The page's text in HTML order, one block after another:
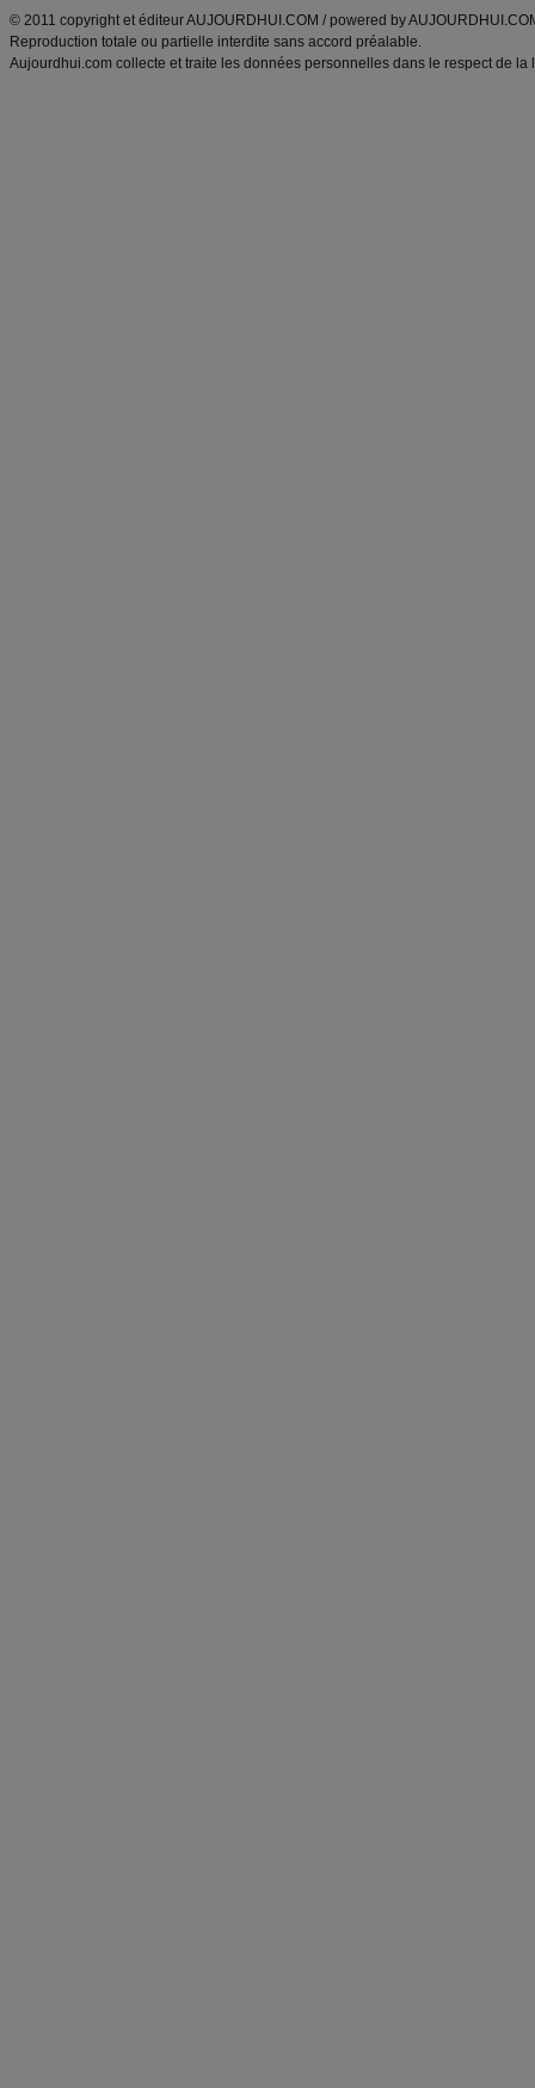
© 2011 copyright et éditeur AUJOURDHUI.COM / powered by
Reproduction totale ou partielle interdite sans accord préalable.
Aujourdhui.com collecte et traite les données personnelles dans le respect de